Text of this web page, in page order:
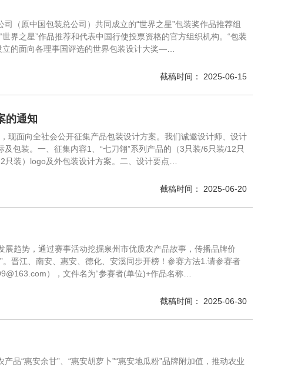
（原中国包装总公司）共同成立的“世界之星”包装奖作品推荐组
界之星”作品推荐和代表中国行使投票资格的官方组织机构。“包装
的面向各理事国评选的世界包装设计大奖—…
截稿时间： 2025-06-15
的通知
现面向全社会公开征集产品包装设计方案。我们诚邀设计师、设计
包装。一、征集内容1、“七刀翎”系列产品的（3只装/6只装/12只
只装）logo及外包装设计方案。二、设计要点…
截稿时间： 2025-06-20
趋势，通过赛事活动挖掘泉州市优质农产品故事，传播品牌价
晋江、南安、惠安、德化、安溪同步开榜！参赛方法1.请参赛者
），文件名为“参赛者(单位)+作品名称…
截稿时间： 2025-06-30
品“惠安余甘”、“惠安胡萝卜”“惠安地瓜粉”品牌附加值，推动农业